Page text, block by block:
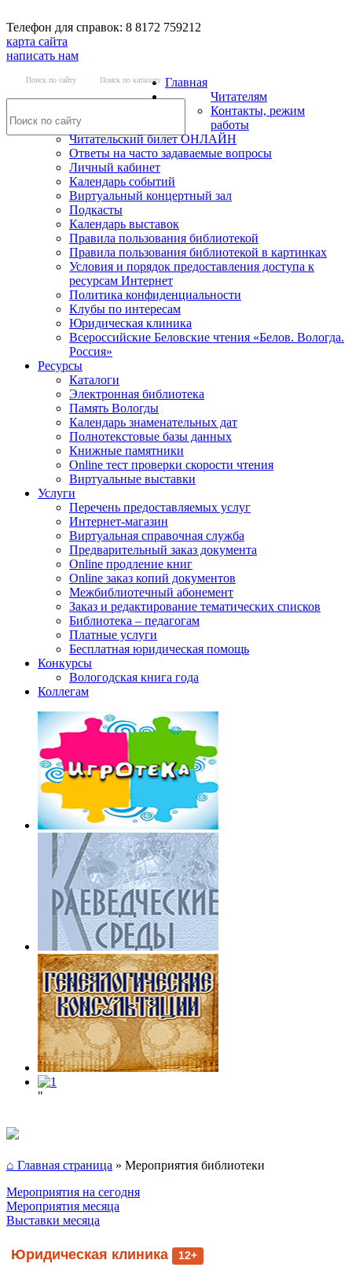
Телефон для справок: 8 8172 759212
карта сайта
написать нам
Поиск по сайту Поиск по каталогу Главная
Читателям
Контакты, режим
работы
Читательский билет ОНЛАЙН
Ответы на часто задаваемые вопросы
Личный кабинет
Календарь событий
Виртуальный концертный зал
Подкасты
Календарь выставок
Правила пользования библиотекой
Правила пользования библиотекой в картинках
Условия и порядок предоставления доступа к
ресурсам Интернет
Политика конфиденциальности
Клубы по интересам
Юридическая клиника
Всероссийские Беловские чтения «Белов. Вологда.
Россия»
Ресурсы
Каталоги
Электронная библиотека
Память Вологды
Календарь знаменательных дат
Полнотекстовые базы данных
Книжные памятники
Online тест проверки скорости чтения
Виртуальные выставки
Услуги
Перечень предоставляемых услуг
Интернет-магазин
Виртуальная справочная служба
Предварительный заказ документа
Online продление книг
Online заказ копий документов
Межбиблиотечный абонемент
Заказ и редактирование тематических списков
Библиотека – педагогам
Платные услуги
Бесплатная юридическая помощь
Конкурсы
Вологодская книга года
Коллегам
"
⌂ Главная страница » Мероприятия библиотеки
Мероприятия на сегодня
Мероприятия месяца
Выставки месяца
Юридическая клиника 12+